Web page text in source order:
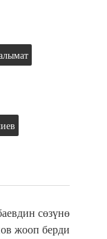
сөзүнө
жооп берди